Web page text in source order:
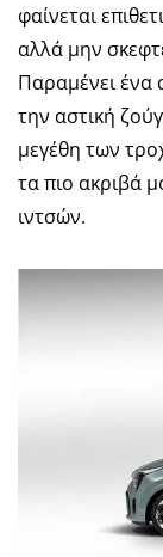
φαίνεται
αλλά μην
Παραμένει ένα
την αστική
μεγέθη των
τα πιο ακριβά
ιντσών.